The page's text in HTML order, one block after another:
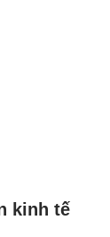
kinh tế